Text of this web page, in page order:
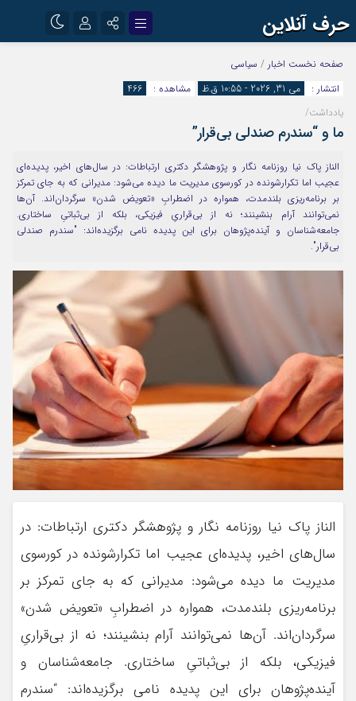
حرف آنلاین
اینستاگرام
آپارات
رمز عبور
مرا به خاطر بسپار
صفحه نخست اخبار / سیاسی
انتشار :
می 31, 2026 - 10:55 ق.ظ مشاهده :
466
یادداشت/
ما و “سندرم صندلی بی‌قرار”
الناز پاک نیا روزنامه نگار و پژوهشگر دکتری ارتباطات: در سال‌های اخیر، پدیده‌ای
عجیب اما تکرارشونده در کورسوی مدیریت ما دیده می‌شود: مدیرانی که به جای تمرکز
بر برنامه‌ریزی بلندمدت، همواره در اضطرابِ «تعویض شدن» سرگردان‌اند. آن‌ها
نمی‌توانند آرام بنشینند؛ نه از بی‌قراریِ فیزیکی، بلکه از بی‌ثباتیِ ساختاری.
جامعه‌شناسان و آینده‌پژوهان برای این پدیده نامی برگزیده‌اند: "سندرم صندلی
بی‌قرار".
الناز پاک نیا روزنامه نگار و پژوهشگر دکتری ارتباطات: در
سال‌های اخیر، پدیده‌ای عجیب اما تکرارشونده در کورسوی
مدیریت ما دیده می‌شود: مدیرانی که به جای تمرکز بر
برنامه‌ریزی بلندمدت، همواره در اضطرابِ «تعویض شدن»
سرگردان‌اند. آن‌ها نمی‌توانند آرام بنشینند؛ نه از بی‌قراریِ
فیزیکی، بلکه از بی‌ثباتیِ ساختاری. جامعه‌شناسان و
آینده‌پژوهان برای این پدیده نامی برگزیده‌اند: “سندرم